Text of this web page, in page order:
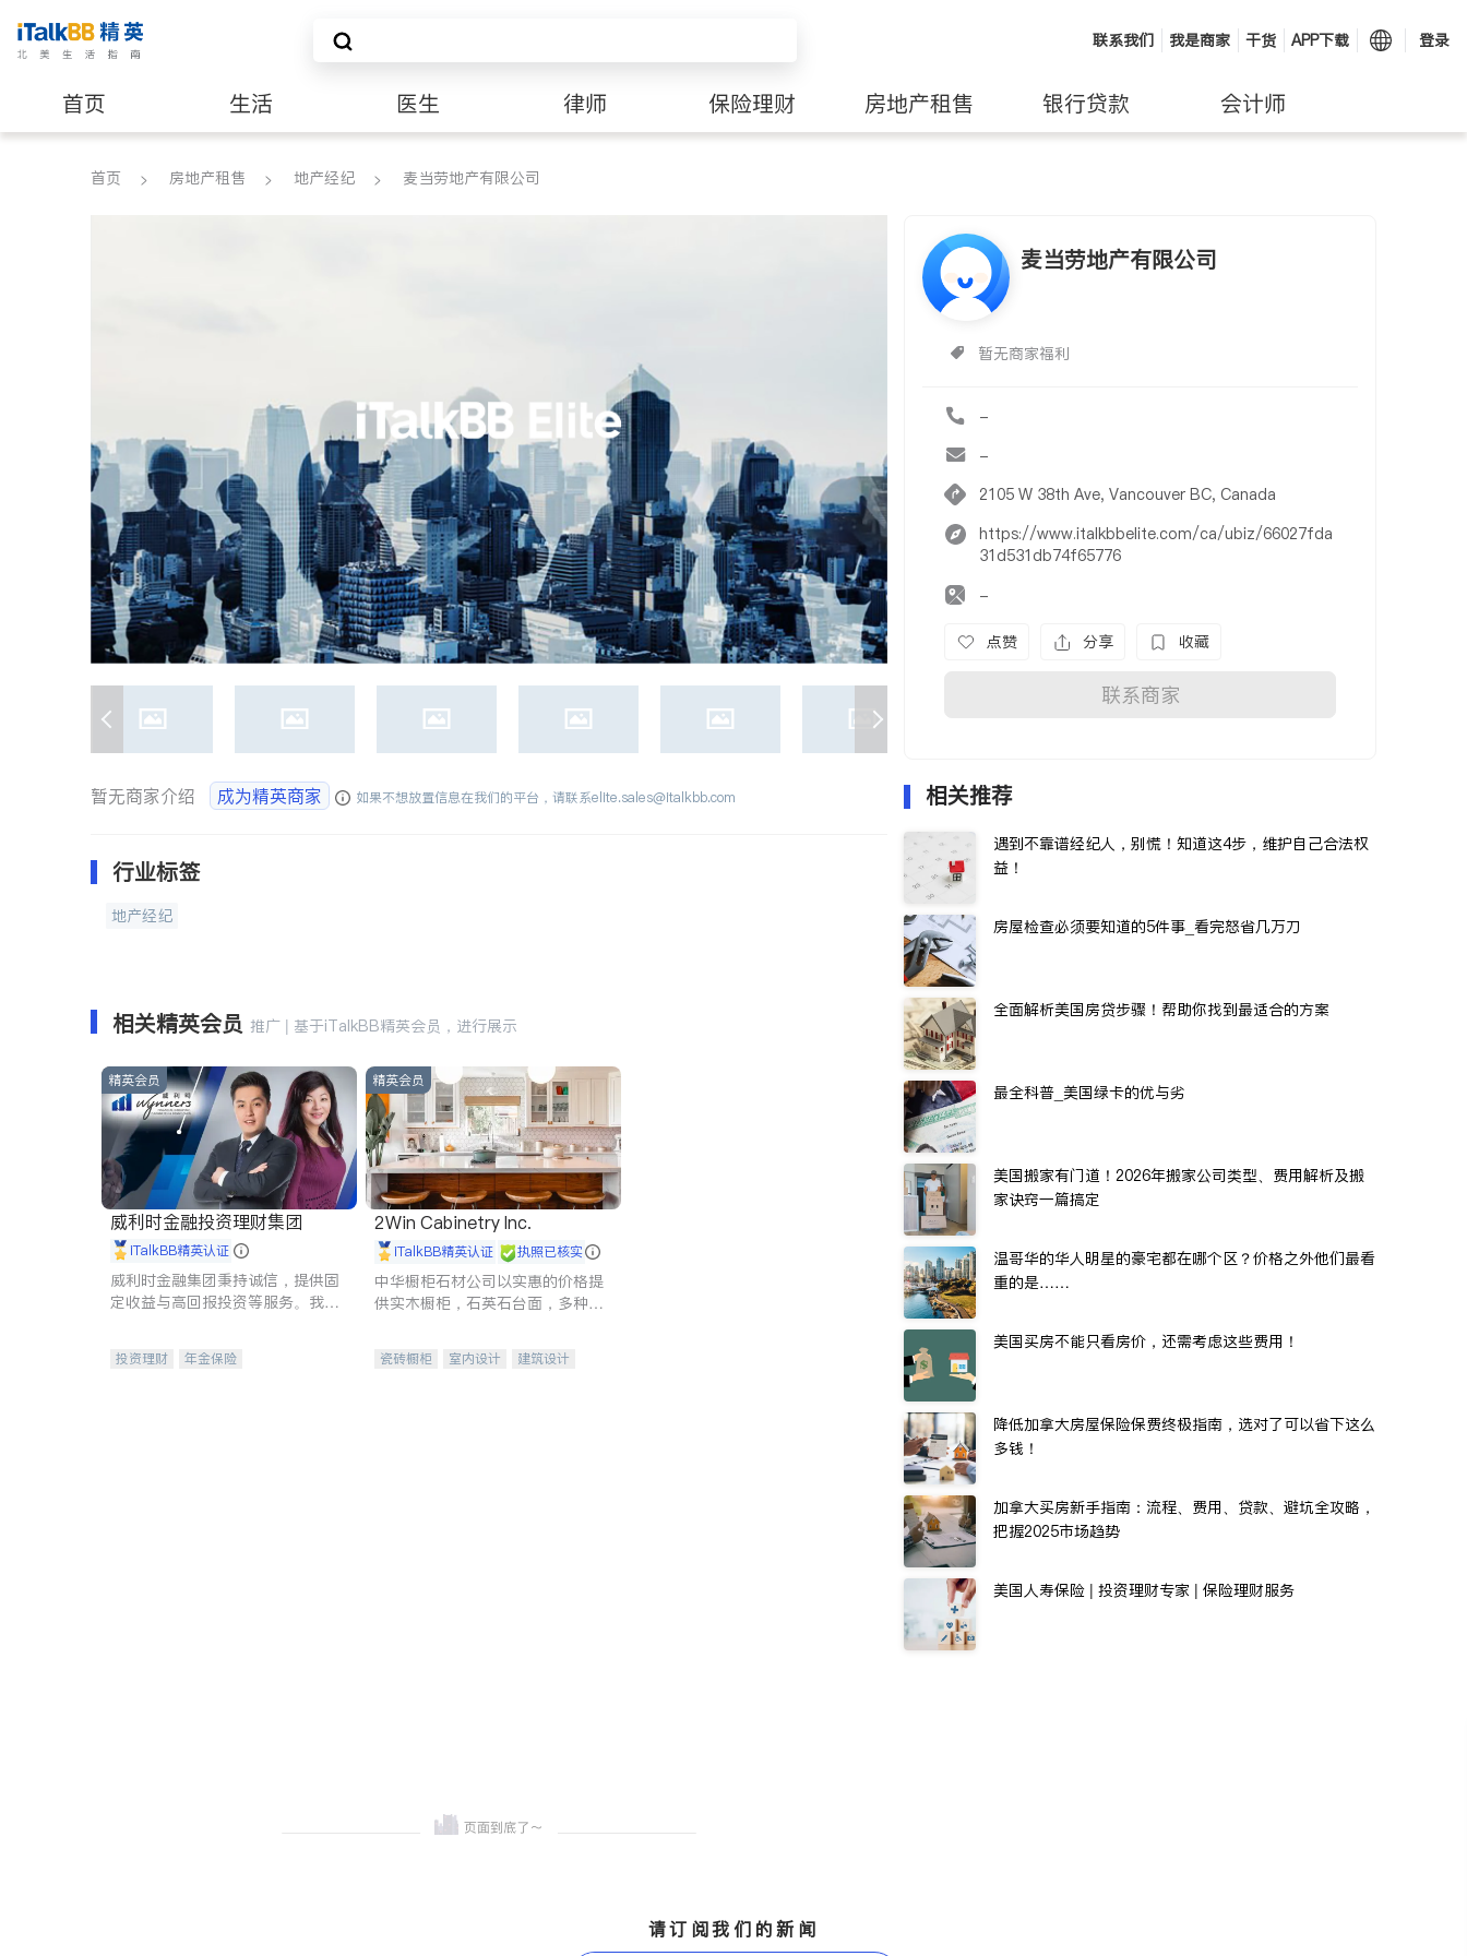
联系我们 我是商家 干货 APP下载 登录
首页 生活 医生 律师 保险理财 房地产租售 银行贷款 会计师
建筑装修
首页 房地产租售 地产经纪 麦当劳地产有限公司
麦当劳地产有限公司
暂无商家福利
-
-
2105 W 38th Ave, Vancouver BC, Canada
https://www.italkbbelite.com/ca/ubiz/66027fda
31d531db74f65776
-
点赞 分享 收藏
联系商家
暂无商家介绍 成为精英商家 如果不想放置信息在我们的平台，请联系elite.sales@italkbb.com
行业标签
地产经纪
相关精英会员 推广 | 基于iTalkBB精英会员，进行展示
精英会员
威利时金融投资理财集团
iTalkBB精英认证
威利时金融集团秉持诚信，提供固
定收益与高回报投资等服务。我们
元化组合，助力客户实现目标
投资理财
年金保险
精英会员
2Win Cabinetry Inc.
iTalkBB精英认证 执照已核实
中华橱柜石材公司以实惠的价格提
供实木橱柜，石英石台面，多种优
机。品质厨房，家的选择。
瓷砖橱柜 室内设计
建筑设计
相关推荐
遇到不靠谱经纪人，别慌！知道这4步，维护自己合法权
益！
房屋检查必须要知道的5件事_看完怒省几万刀
全面解析美国房贷步骤！帮助你找到最适合的方案
最全科普_美国绿卡的优与劣
美国搬家有门道！2026年搬家公司类型、费用解析及搬
家诀窍一篇搞定
温哥华的华人明星的豪宅都在哪个区？价格之外他们最看
重的是……
美国买房不能只看房价，还需考虑这些费用！
降低加拿大房屋保险保费终极指南，选对了可以省下这么
多钱！
加拿大买房新手指南：流程、费用、贷款、避坑全攻略，
把握2025市场趋势
美国人寿保险 | 投资理财专家 | 保险理财服务
请订阅我们的新闻